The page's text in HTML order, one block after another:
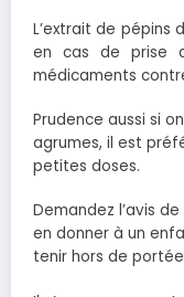
L’extrait de pépins
en cas de prise
médicaments
Prudence aussi si
agrumes, il est
petites doses.
Demandez l’avis
en donner à un
tenir hors de